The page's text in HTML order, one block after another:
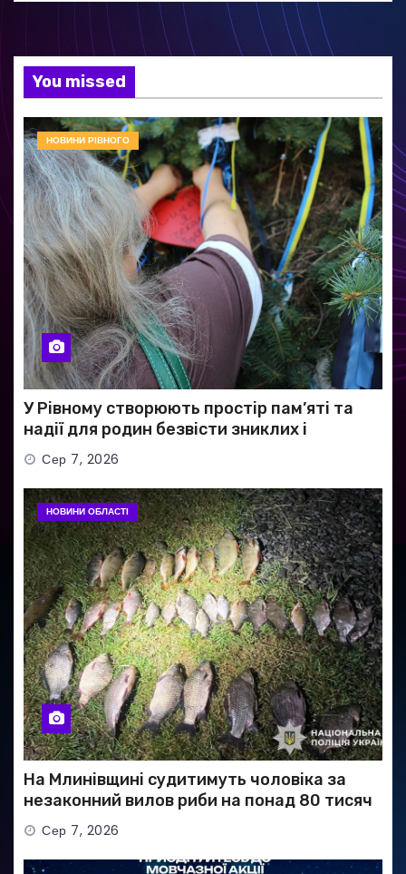
You missed
НОВИНИ РІВНОГО
У Рівному створюють простір пам’яті та
надії для родин безвісти зниклих і
полонених військових
Сер 7, 2026
НОВИНИ ОБЛАСТІ
На Млинівщині судитимуть чоловіка за
незаконний вилов риби на понад 80 тисяч
гривень
Сер 7, 2026